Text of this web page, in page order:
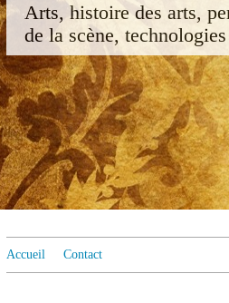
Arts, histoire des arts,
de la scène,
Accueil Contact